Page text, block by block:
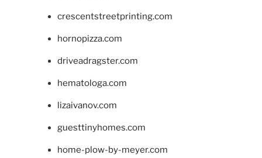
crescentstreetprinting.com
hornopizza.com
driveadragster.com
hematologa.com
lizaivanov.com
guesttinyhomes.com
home-plow-by-meyer.com